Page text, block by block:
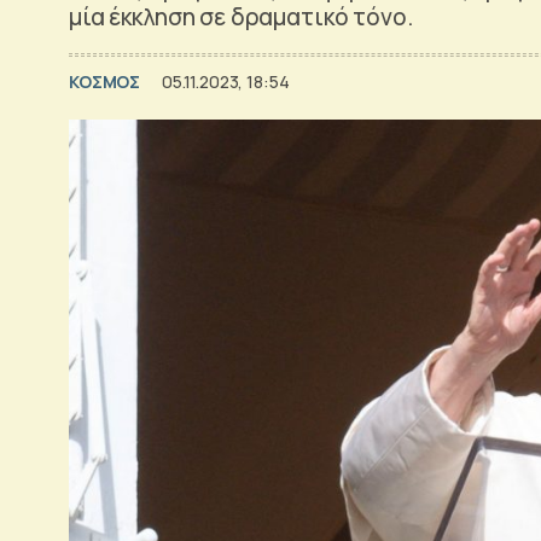
μία έκκληση σε δραματικό τόνο.
ΚΟΣΜΟΣ 05.11.2023, 18:54